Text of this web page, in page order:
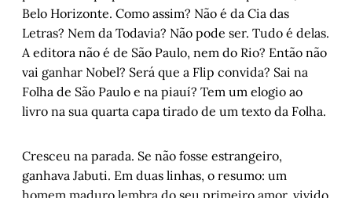
Belo Horizonte. Como assim? Não é da Cia das
Letras? Nem da Todavia? Não pode ser. Tudo é delas.
A editora não é de São Paulo, nem do Rio? Então não
vai ganhar Nobel? Será que a Flip convida? Sai na
Folha de São Paulo e na piauí? Tem um elogio ao
livro na sua quarta capa tirado de um texto da Folha.
Cresceu na parada. Se não fosse estrangeiro,
ganhava Jabuti. Em duas linhas, o resumo: um
homem maduro lembra do seu primeiro amor, vivido